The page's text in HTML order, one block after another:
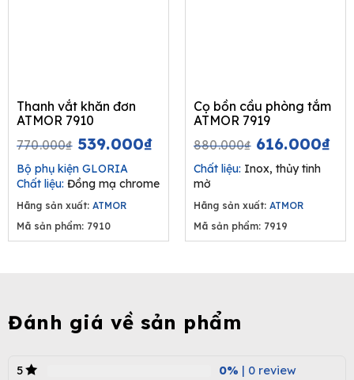
Thanh vắt khăn đơn
ATMOR 7910
770.000₫ Original
price
was:
770.000₫.
539.000₫Current
is:
539.000₫.
Bộ phụ kiện GLORIA
Chất liệu: Đồng mạ chrome
Hãng sản xuất: ATMOR
Mã sản phẩm: 7910
Cọ bồn cầu phòng tắm
ATMOR 7919
880.000₫ Original
price
was:
880.000₫.
616.000₫
Chất liệu: Inox, thủy tinh
mờ
Hãng sản xuất: ATMOR
Mã sản phẩm: 7919
Đánh giá về sản phẩm
5 0% | 0 review